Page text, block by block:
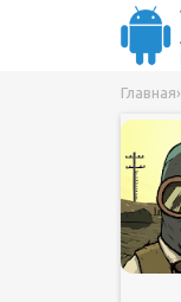
Главная›